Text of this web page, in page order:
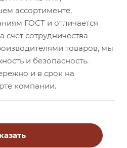
ассортименте,
ГОСТ и отличается
счет сотрудничества
товаров, мы
и безопасность.
и в срок на
компании.